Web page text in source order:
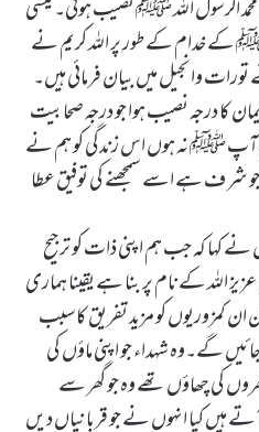
الرسول اللہ ﷺ نصیب ہوئی۔کیسی
کے خدام کے طور پر اللہ کریم نے
وانجیل میں بیان فرمائی ہیں۔
کا درجہ نصیب ہوا جو درجہ صحابیت
آپ ﷺ نہ ہوں اس زندگی کو ہم نے
جو شر ف ہے اسے سمجھنے کی توفیق عطا
کہا کہ جب ہم اپنی ذات کو ترجیح
اللہ کے نام پر بنا ہے یقینا ہماری
ان کمزوریوں کو مزید تفریق کا سبب
گے۔وہ شہداء جو اپنی ماؤں کی
کی چھاؤں تھے وہ جو گھر سے
ہیں کیا انہوں نے جو قربانیاں دیں